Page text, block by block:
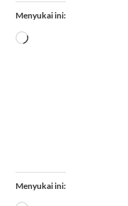
Menyukai ini:
Memuat...
Menyukai ini: